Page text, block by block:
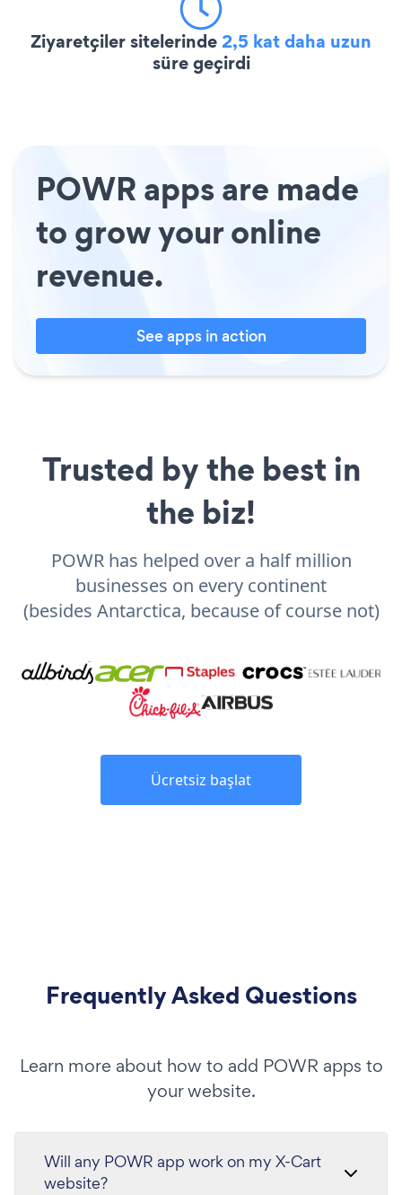
Ziyaretçiler sitelerinde2,5 kat daha uzun
süre geçirdi
POWR apps are made
to grow your online
revenue.
See apps in action
Trusted by the best in
the biz!
POWR has helped over a half million
businesses on every continent
(besides Antarctica, because of course not)
Ücretsiz başlat
Frequently Asked Questions
Learn more about how to add POWR apps to
your website.
Will any POWR app work on my X-Cart
website?